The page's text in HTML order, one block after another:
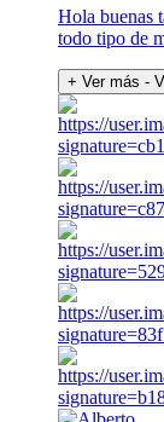
Hola buenas
todo tipo de
+ Ver más -